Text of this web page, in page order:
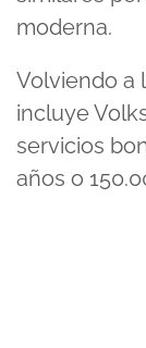
moderna.
Volviendo a
incluye
servicios
años o